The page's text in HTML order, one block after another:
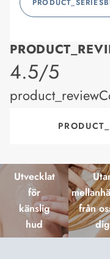
4.5/5
Utvecklat
för
känslig
hud
från
dig